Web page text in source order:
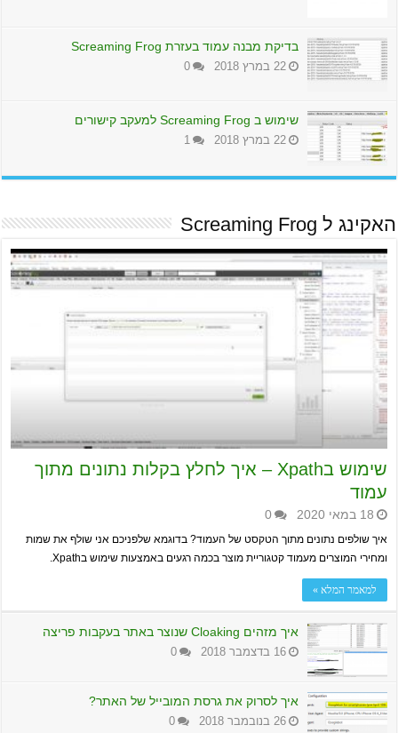
בדיקת מבנה עמוד בעזרת Screaming Frog
22 במרץ 2018 0
שימוש ב Screaming Frog למעקב קישורים
22 במרץ 2018 1
האקינג ל Screaming Frog
שימוש בXpath – איך לחלץ בקלות נתונים מתוך
עמוד
18 במאי 2020 0
איך שולפים נתונים מתוך הטקסט של העמוד? בדוגמא שלפניכם אני שולף את שמות
ומחירי המוצרים מעמוד קטגוריית מוצר בכמה רגעים באמצעות שימוש בXpath.
למאמר המלא »
איך מזהים Cloaking שנוצר באתר בעקבות פריצה
16 בדצמבר 2018 0
איך לסרוק את גרסת המובייל של האתר?
26 בנובמבר 2018 0